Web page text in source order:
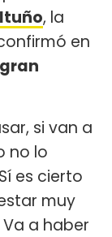
, la
en
si van a
no lo
es cierto
muy
a haber